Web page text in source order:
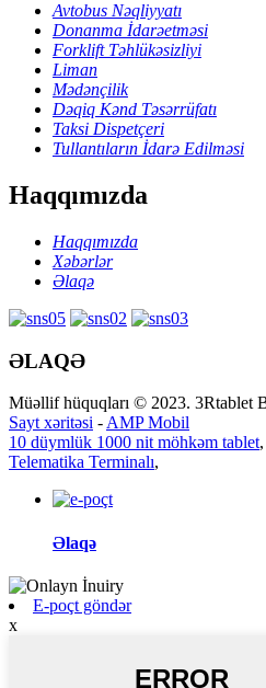
Avtobus Nəqliyyatı
Donanma İdarəetməsi
Forklift Təhlükəsizliyi
Liman
Mədənçilik
Dəqiq Kənd Təsərrüfatı
Taksi Dispetçeri
Tullantıların İdarə Edilməsi
Haqqımızda
Haqqımızda
Xəbərlər
Əlaqə
ƏLAQƏ
Müəllif hüquqları © 2023. 3Rtablet
Sayt xəritəsi - AMP Mobil
10 düymlük 1000 nit möhkəm tablet,
Telematika Terminalı,
Əlaqə
E-poçt göndər
x